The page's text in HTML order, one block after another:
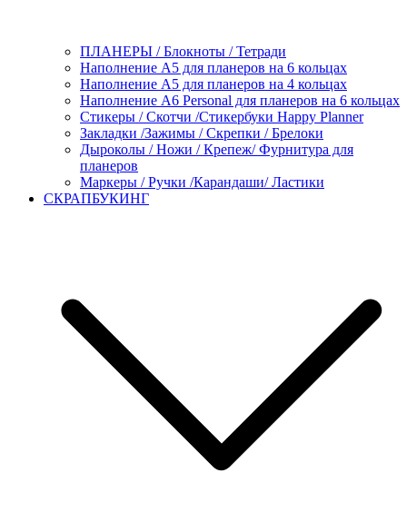
ПЛАНЕРЫ / Блокноты / Тетради
Наполнение А5 для планеров на 6 кольцах
Наполнение А5 для планеров на 4 кольцах
Наполнение А6 Personal для планеров на 6 кольцах
Стикеры / Скотчи /Стикербуки Happy Planner
Закладки /Зажимы / Скрепки / Брелоки
Дыроколы / Ножи / Крепеж/ Фурнитура для
планеров
Маркеры / Ручки /Карандаши/ Ластики
СКРАПБУКИНГ